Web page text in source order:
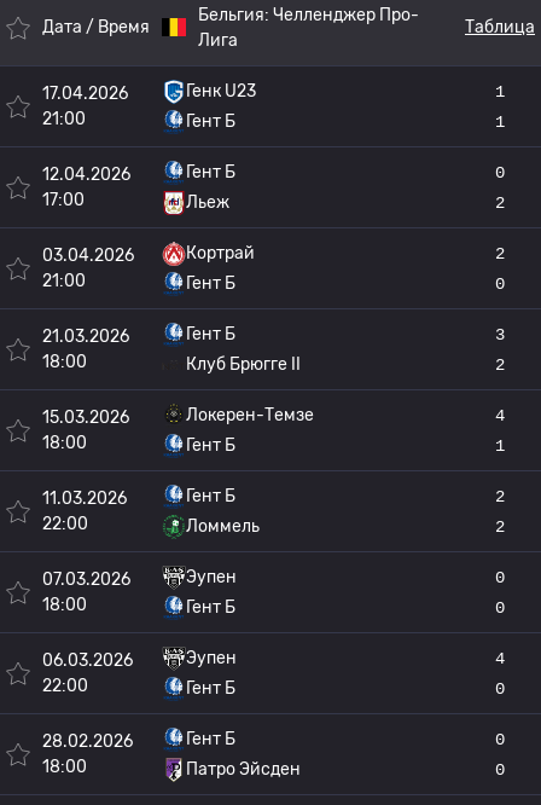
Дата / Время
Бельгия: Челленджер Про-
Лига
Таблица
17.04.2026
21:00
Генк U23
Гент Б
1
1
12.04.2026
17:00
Гент Б
Льеж
0
2
03.04.2026
21:00
Кортрай
Гент Б
2
0
21.03.2026
18:00
Гент Б
Клуб Брюгге II
3
2
15.03.2026
18:00
Локерен-Темзе
Гент Б
4
1
11.03.2026
22:00
Гент Б
Ломмель
2
2
07.03.2026
18:00
Эупен
Гент Б
0
0
06.03.2026
22:00
Эупен
Гент Б
4
0
28.02.2026
18:00
Гент Б
Патро Эйсден
0
0